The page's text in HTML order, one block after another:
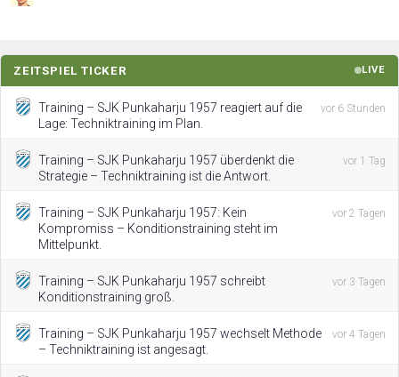
ZEITSPIEL TICKER LIVE
Training – SJK Punkaharju 1957 reagiert auf die
Lage: Techniktraining im Plan.
vor 6 Stunden
Training – SJK Punkaharju 1957 überdenkt die
Strategie – Techniktraining ist die Antwort.
vor 1 Tag
Training – SJK Punkaharju 1957: Kein
Kompromiss – Konditionstraining steht im
Mittelpunkt.
vor 2 Tagen
Training – SJK Punkaharju 1957 schreibt
Konditionstraining groß.
vor 3 Tagen
Training – SJK Punkaharju 1957 wechselt Methode
– Techniktraining ist angesagt.
vor 4 Tagen